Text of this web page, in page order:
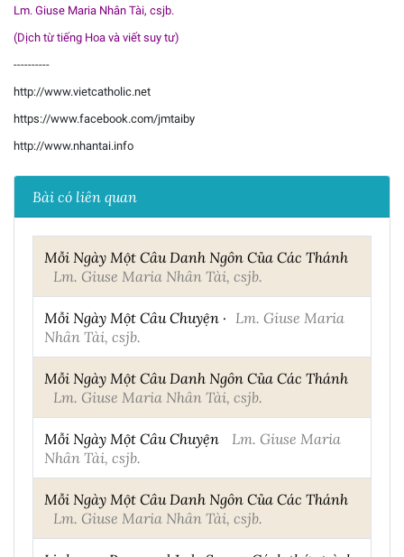
Lm. Giuse Maria Nhân Tài, csjb.
(Dịch từ tiếng Hoa và viết suy tư)
----------
http://www.vietcatholic.net
https://www.facebook.com/jmtaiby
http://www.nhantai.info
Bài có liên quan
Mỗi Ngày Một Câu Danh Ngôn Của Các Thánh
Lm. Giuse Maria Nhân Tài, csjb.
Mỗi Ngày Một Câu Chuyện · Lm. Giuse Maria
Nhân Tài, csjb.
Mỗi Ngày Một Câu Danh Ngôn Của Các Thánh
Lm. Giuse Maria Nhân Tài, csjb.
Mỗi Ngày Một Câu Chuyện
Lm. Giuse Maria
Nhân Tài, csjb.
Mỗi Ngày Một Câu Danh Ngôn Của Các Thánh
Lm. Giuse Maria Nhân Tài, csjb.